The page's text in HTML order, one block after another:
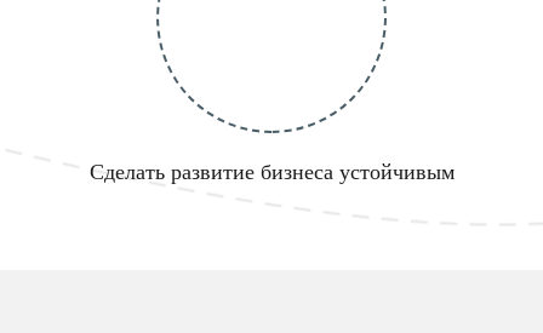
Сделать развитие бизнеса устойчивым